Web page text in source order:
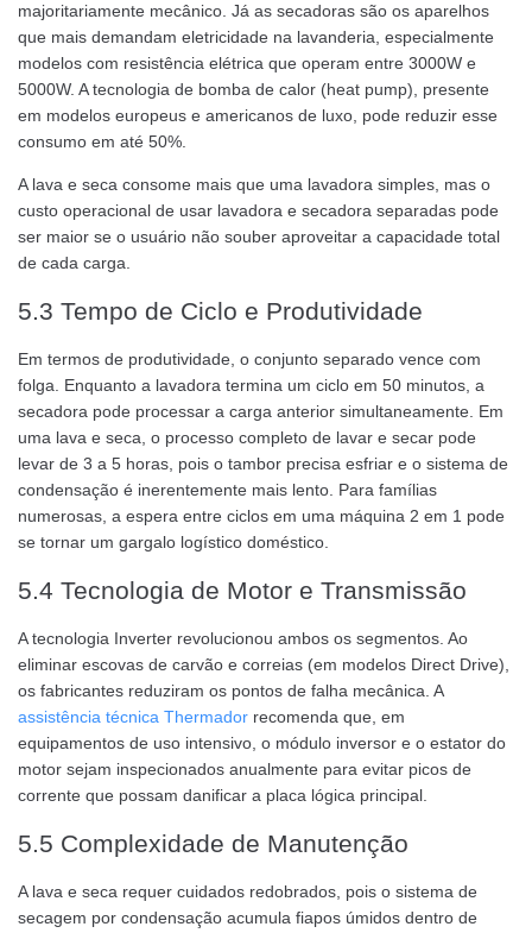
majoritariamente mecânico. Já as secadoras são os aparelhos
que mais demandam eletricidade na lavanderia, especialmente
modelos com resistência elétrica que operam entre 3000W e
5000W. A tecnologia de bomba de calor (heat pump), presente
em modelos europeus e americanos de luxo, pode reduzir esse
consumo em até 50%.
A lava e seca consome mais que uma lavadora simples, mas o
custo operacional de usar lavadora e secadora separadas pode
ser maior se o usuário não souber aproveitar a capacidade total
de cada carga.
5.3 Tempo de Ciclo e Produtividade
Em termos de produtividade, o conjunto separado vence com
folga. Enquanto a lavadora termina um ciclo em 50 minutos, a
secadora pode processar a carga anterior simultaneamente. Em
uma lava e seca, o processo completo de lavar e secar pode
levar de 3 a 5 horas, pois o tambor precisa esfriar e o sistema de
condensação é inerentemente mais lento. Para famílias
numerosas, a espera entre ciclos em uma máquina 2 em 1 pode
se tornar um gargalo logístico doméstico.
5.4 Tecnologia de Motor e Transmissão
A tecnologia Inverter revolucionou ambos os segmentos. Ao
eliminar escovas de carvão e correias (em modelos Direct Drive),
os fabricantes reduziram os pontos de falha mecânica. A
assistência técnica Thermador recomenda que, em
equipamentos de uso intensivo, o módulo inversor e o estator do
motor sejam inspecionados anualmente para evitar picos de
corrente que possam danificar a placa lógica principal.
5.5 Complexidade de Manutenção
A lava e seca requer cuidados redobrados, pois o sistema de
secagem por condensação acumula fiapos úmidos dentro de